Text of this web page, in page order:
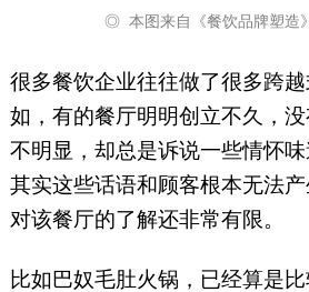
◎ 本图来自《餐饮品牌塑造
很多餐饮企业往往做了很多跨
如，有的餐厅明明创立不久，
不明显，却总是诉说一些情怀味
其实这些话语和顾客根本无法
对该餐厅的了解还非常有限。
比如巴奴毛肚火锅，已经算是